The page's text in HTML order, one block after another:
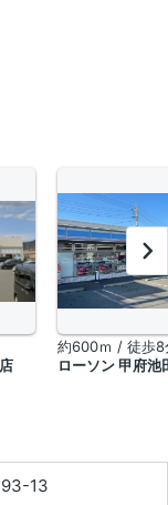
約600ｍ / 徒歩8
ローソン 甲府池
13